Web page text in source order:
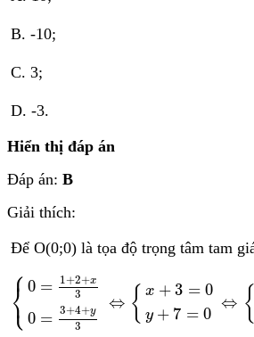
B. -10;
C. 3;
D. -3.
Hiển thị đáp án
Đáp án: B
Giải thích:
Để O(0;0) là tọa độ trọng tâm tam
⎧
⎨
⎩
0 = 1+2+x
3
0 = 3+4+y
3
⇔ { x +3 = 0
y + 7 = 0
⇔ {
0= + x3 0=